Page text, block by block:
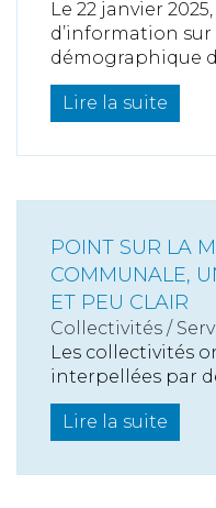
Le 22 janvier
d’information
démographique
Lire la suite
POINT SUR LA
COMMUNALE,
ET PEU CLAIR
Collectivités /
Les collectivités
interpellées par
Lire la suite